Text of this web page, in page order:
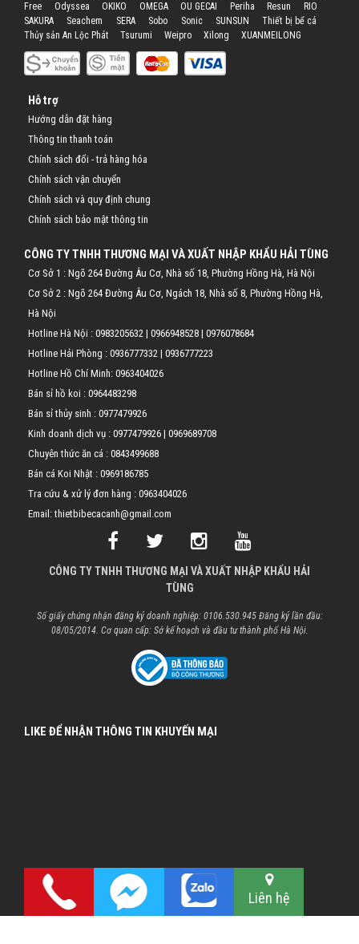
Free
Odyssea OKIKO OMEGA OU GECAI Periha Resun
RIO
SAKURA
Seachem SERA Sobo Sonic SUNSUN
Thiết bị bể cá
Thủy sản An Lộc Phát
Tsurumi Weipro Xilong XUANMEILONG
Hỗ trợ
Hướng dẫn đặt hàng
Thông tin thanh toán
Chính sách đổi - trả hàng hóa
Chính sách vận chuyển
Chính sách và quy định chung
Chính sách bảo mật thông tin
CÔNG TY TNHH THƯƠNG MẠI VÀ XUẤT NHẬP KHẨU HẢI TÙNG
Cơ Sở 1 : Ngõ 264 Đường Âu Cơ, Nhà số 18, Phường Hồng Hà, Hà Nội
Cơ Sở 2 : Ngõ 264 Đường Âu Cơ, Ngách 18, Nhà số 8, Phường Hồng Hà,
Hà Nội
Hotline Hà Nội : 0983205632 | 0966948528 | 0976078684
Hotline Hải Phòng : 0936777332 | 0936777223
Hotline Hồ Chí Minh: 0963404026
Bán sỉ hồ koi : 0964483298
Bán sỉ thủy sinh : 0977479926
Kinh doanh dịch vụ : 0977479926 | 0969689708
Chuyên thức ăn cá : 0843499688
Bán cá Koi Nhật : 0969186785
Tra cứu & xử lý đơn hàng : 0963404026
Email: thietbibecacanh@gmail.com
CÔNG TY TNHH THƯƠNG MẠI VÀ XUẤT NHẬP KHẨU HẢI
TÙNG
Số giấy chứng nhận đăng ký doanh nghiệp: 0106.530.945 Đăng ký lần đầu:
08/05/2014. Cơ quan cấp: Sở kế hoạch và đầu tư thành phố Hà Nội.
LIKE ĐỂ NHẬN THÔNG TIN KHUYẾN MẠI
Liên hệ